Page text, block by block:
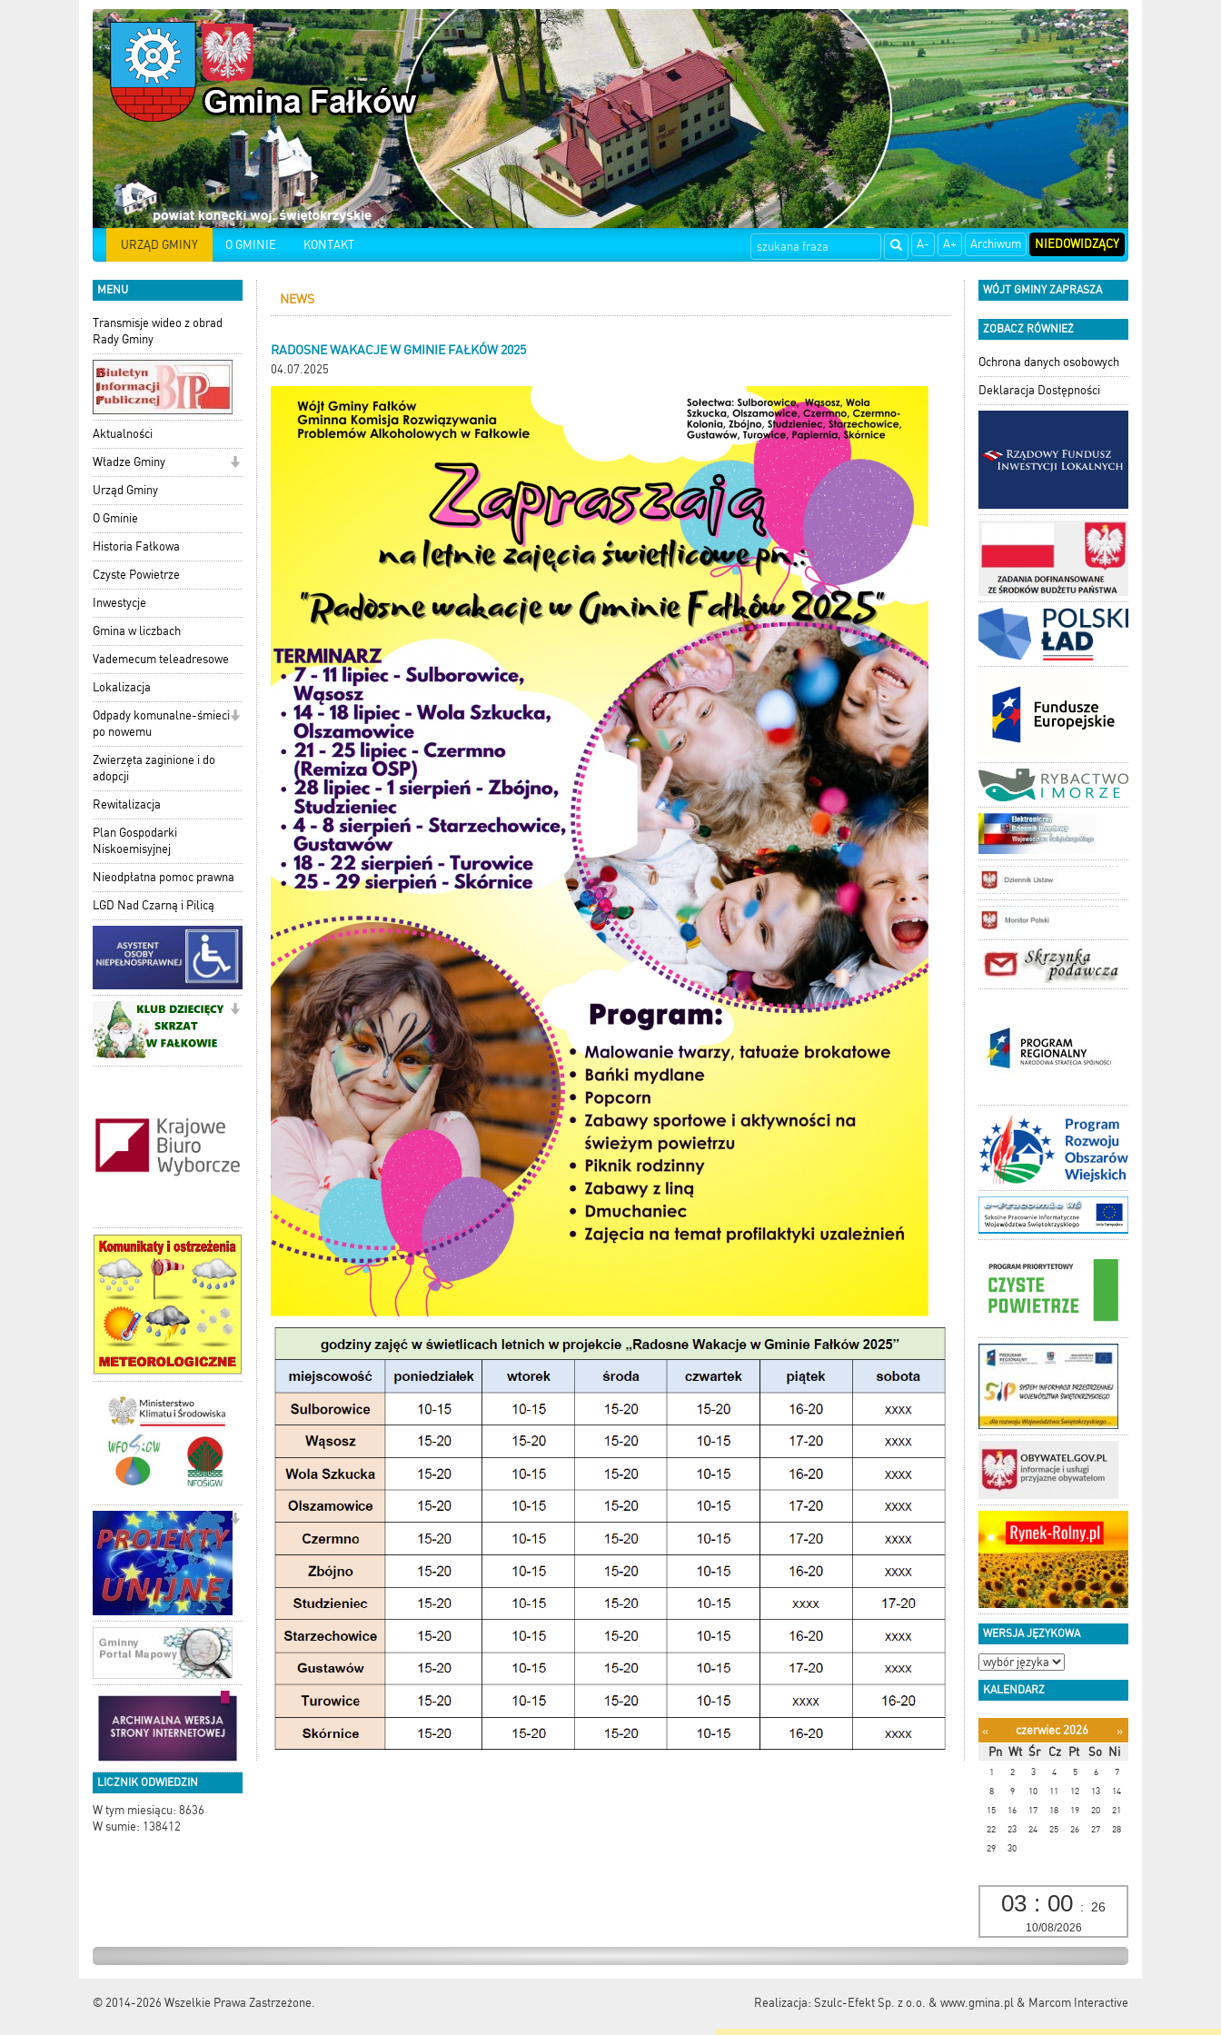
URZĄD GMINY O GMINIE KONTAKT A- A+ Archiwum NIEDOWIDZĄCY
MENU
Transmisje wideo z obrad
Rady Gminy
Aktualności
Władze Gminy
Urząd Gminy
O Gminie
Historia Fałkowa
Czyste Powietrze
Inwestycje
Gmina w liczbach
Vademecum teleadresowe
Lokalizacja
Odpady komunalne-śmieci
po nowemu
Zwierzęta zaginione i do
adopcji
Rewitalizacja
Plan Gospodarki
Niskoemisyjnej
Nieodpłatna pomoc prawna
LGD Nad Czarną i Pilicą
LICZNIK ODWIEDZIN
W tym miesiącu: 8636
W sumie: 138412
NEWS
RADOSNE WAKACJE W GMINIE FAŁKÓW 2025
04.07.2025
WÓJT GMINY ZAPRASZA
ZOBACZ RÓWNIEŻ
Ochrona danych osobowych
Deklaracja Dostępności
WERSJA JĘZYKOWA
KALENDARZ
« czerwiec 2026
»
Pn Wt Śr Cz Pt So Ni
1 2 3 4 5 6
7
8
9 10 11 12 13
14
15
16 17 18 19 20
21
22
23 24 25 26 27
28
29
30
03 : 00 : 27
10/08/2026
© 2014-2026 Wszelkie Prawa Zastrzeżone. Realizacja: Szulc-Efekt Sp. z o.o. & www.gmina.pl & Marcom Interactive